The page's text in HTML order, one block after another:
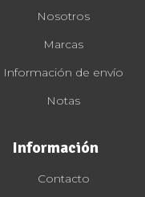
Nosotros
Marcas
Información de envío
Notas
Información
Contacto